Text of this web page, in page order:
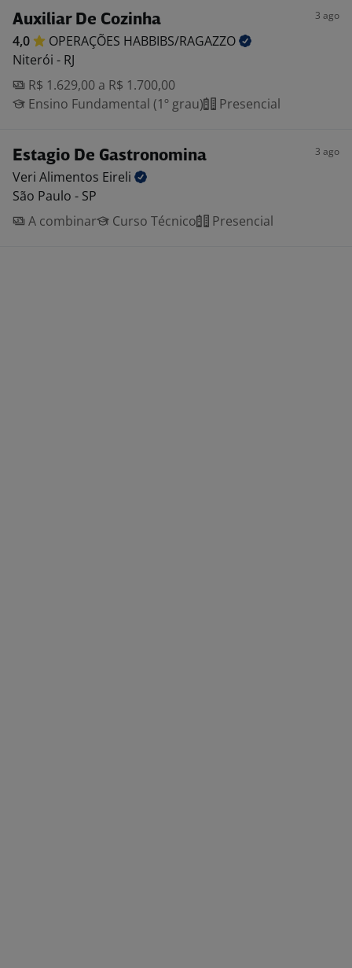
Auxiliar De Cozinha 3 ago
4,0 OPERAÇÕES HABBIBS/RAGAZZO
Niterói - RJ
R$ 1.629,00 a R$ 1.700,00
Ensino Fundamental (1º grau)
Presencial
Estagio De Gastronomina 3 ago
Veri Alimentos Eireli
São Paulo - SP
A combinar
Curso Técnico Presencial